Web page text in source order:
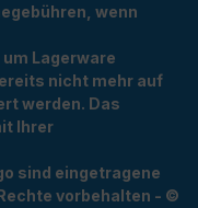
wenn
Lagerware
nicht mehr auf
werden. Das
Ihrer
sind eingetragene
vorbehalten - ©